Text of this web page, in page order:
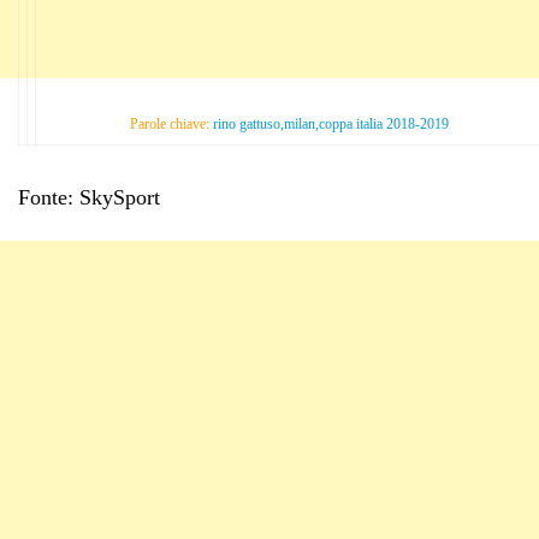
Parole chiave: rino gattuso,milan,coppa italia 2018-2019
Fonte: SkySport